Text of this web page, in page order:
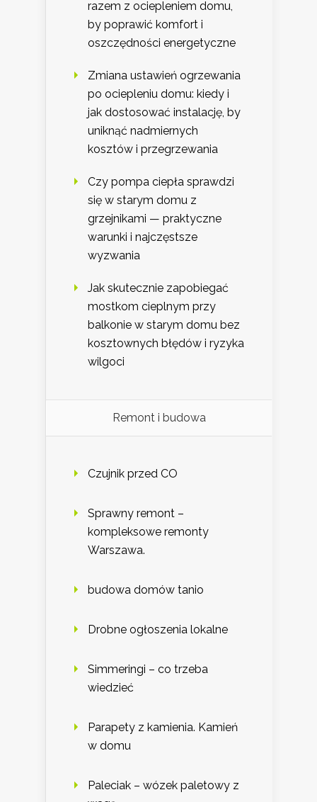
razem z ociepleniem domu,
by poprawić komfort i
oszczędności energetyczne
Zmiana ustawień ogrzewania
po ociepleniu domu: kiedy i
jak dostosować instalację, by
uniknąć nadmiernych
kosztów i przegrzewania
Czy pompa ciepła sprawdzi
się w starym domu z
grzejnikami — praktyczne
warunki i najczęstsze
wyzwania
Jak skutecznie zapobiegać
mostkom cieplnym przy
balkonie w starym domu bez
kosztownych błędów i ryzyka
wilgoci
Remont i budowa
Czujnik przed CO
Sprawny remont –
kompleksowe remonty
Warszawa.
budowa domów tanio
Drobne ogłoszenia lokalne
Simmeringi – co trzeba
wiedzieć
Parapety z kamienia. Kamień
w domu
Paleciak – wózek paletowy z